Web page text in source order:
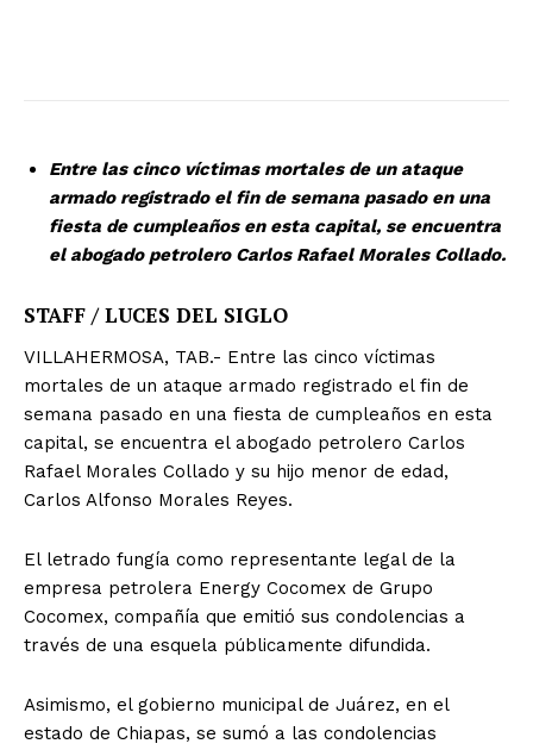
Entre las cinco víctimas mortales de un ataque
armado registrado el fin de semana pasado en una
fiesta de cumpleaños en esta capital, se encuentra
el abogado petrolero Carlos Rafael Morales Collado.
STAFF / LUCES DEL SIGLO
VILLAHERMOSA, TAB.- Entre las cinco víctimas
mortales de un ataque armado registrado el fin de
semana pasado en una fiesta de cumpleaños en esta
capital, se encuentra el abogado petrolero Carlos
Rafael Morales Collado y su hijo menor de edad,
Carlos Alfonso Morales Reyes.
El letrado fungía como representante legal de la
empresa petrolera Energy Cocomex de Grupo
Cocomex, compañía que emitió sus condolencias a
través de una esquela públicamente difundida.
Asimismo, el gobierno municipal de Juárez, en el
estado de Chiapas, se sumó a las condolencias